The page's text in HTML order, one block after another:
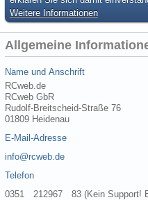
Weitere Informationen
Allgemeine
Name und Anschrift
RCweb.de
RCweb GbR
Rudolf-Breitscheid-Straße 76
01809 Heidenau
E-Mail-Adresse
info@rcweb.de
Telefon
0351 212967 83 (Kein Support!